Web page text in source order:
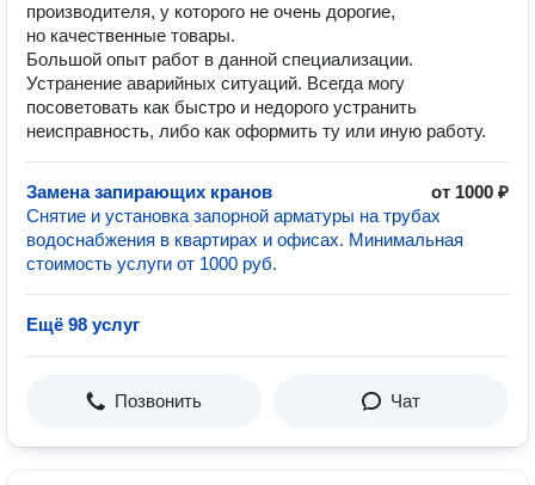
производителя, у которого не очень дорогие,
но качественные товары.
Большой опыт работ в данной специализации.
Устранение аварийных ситуаций. Всегда могу
посоветовать как быстро и недорого устранить
неисправность, либо как оформить ту или иную работу.
Замена запирающих кранов
от 1000 ₽
Снятие и установка запорной арматуры на трубах
водоснабжения в квартирах и офисах. Минимальная
стоимость услуги от 1000 руб.
Ещё 98 услуг
Позвонить Чат